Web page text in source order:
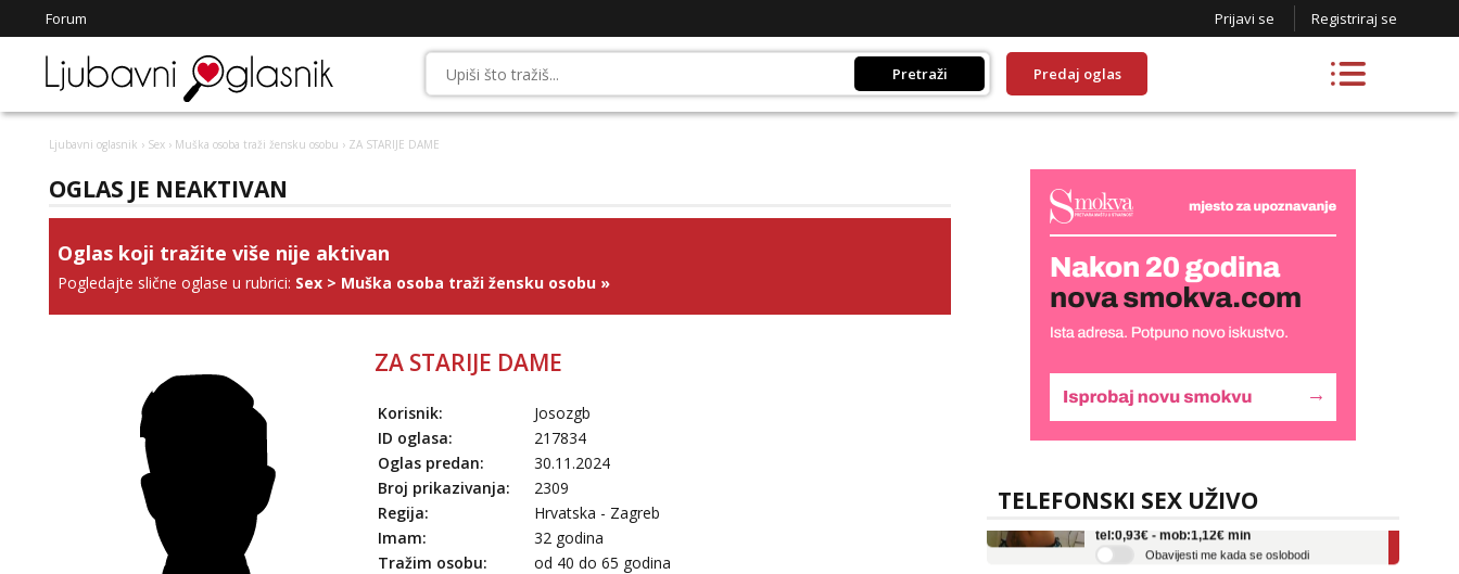
Forum Prijavi se Registriraj se
Pretraži Predaj oglas
Ljubavni oglasnik › Sex › Muška osoba traži žensku osobu › ZA STARIJE DAME
OGLAS JE NEAKTIVAN
Oglas koji tražite više nije aktivan
Pogledajte slične oglase u rubrici: Sex > Muška osoba traži žensku osobu »
ZA STARIJE DAME
Korisnik:
Josozgb
ID oglasa:
217834
Oglas predan:
30.11.2024
Broj prikazivanja:
2309
Regija:
Hrvatska - Zagreb
Imam:
32 godina
Tražim osobu:
od 40 do 65 godina
TELEFONSKI SEX UŽIVO
Biljana
Tel:064/677-677 - Kod: #132
Obavijesti me kada se oslobodi